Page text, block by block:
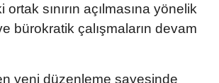
ortak sınırın açılmasına yönelik
bürokratik çalışmaların devam
yeni düzenleme sayesinde